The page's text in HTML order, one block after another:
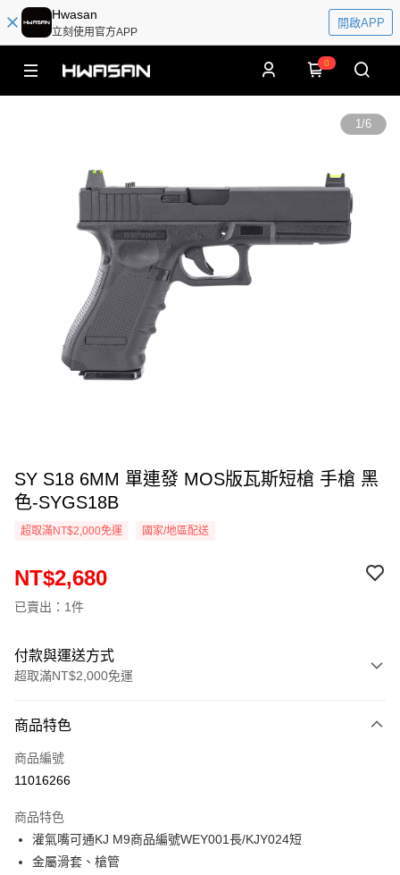
Hwasan
立刻使用官方APP
開啟APP
0
1/6
SY S18 6MM 單連發 MOS版瓦斯短槍 手槍 黑
色-SYGS18B
超取滿NT$2,000免運 國家/地區配送
NT$2,680
已賣出：1件
付款與運送方式
超取滿NT$2,000免運
信用卡一次付款
信用卡分期付款
合作金庫商業銀行
華南商業銀行
彰化商業銀行
上海商業儲蓄銀行
超商取貨付款
LINE Pay
商品特色
商品編號
11016266
商品特色
灌氣嘴可通KJ M9商品編號WEY001長/KJY024短
金屬滑套、槍管